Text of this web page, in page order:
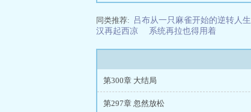
同类推荐: 吕布从一只麻雀开始的逆转人生
汉再起西凉
系统再拉也得用着
第300章 大结局
第297章 忽然放松